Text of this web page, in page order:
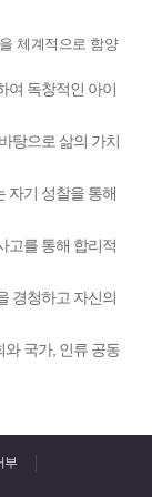
체계적으로 함양
여 독창적인 아이
탕으로 삶의 가치
자기 성찰을 통해
고를 통해 합리적
경청하고 자신의
국가, 인류 공동
부